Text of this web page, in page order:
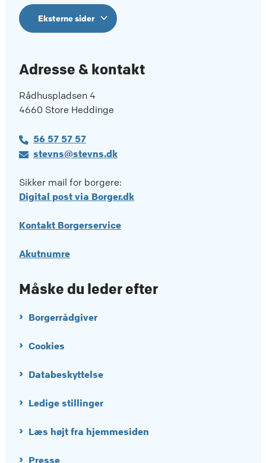
Eksterne sider
Adresse & kontakt
Rådhuspladsen 4
4660 Store Heddinge
56 57 57 57
stevns@stevns.dk
Sikker mail for borgere:
Digital post via Borger.dk
Kontakt Borgerservice
Akutnumre
Måske du leder efter
Borgerrådgiver
Cookies
Databeskyttelse
Ledige stillinger
Læs højt fra hjemmesiden
Presse